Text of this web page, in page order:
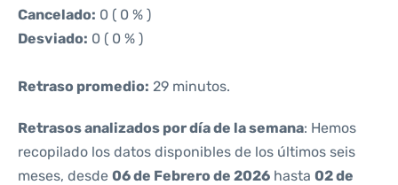
Cancelado: 0 ( 0 % )
Desviado: 0 ( 0 % )
Retraso promedio: 29 minutos.
Retrasos analizados por día de la semana: Hemos
recopilado los datos disponibles de los últimos seis
meses, desde 06 de Febrero de 2026 hasta 02 de